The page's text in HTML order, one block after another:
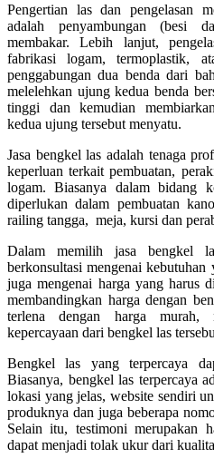
Pengertian las dan pengelasan
adalah penyambungan (besi
membakar. Lebih lanjut,
fabrikasi logam, termoplastik,
penggabungan dua benda dari
melelehkan ujung kedua benda
tinggi dan kemudian
kedua ujung tersebut menyatu.
Jasa bengkel las adalah tenaga
keperluan terkait pembuatan,
logam. Biasanya dalam bidang
diperlukan dalam pembuatan
railing tangga, meja, kursi dan
Dalam memilih jasa bengkel
berkonsultasi mengenai
juga mengenai harga yang harus
membandingkan harga dengan
terlena dengan harga
kepercayaan dari bengkel las
Bengkel las yang terpercaya
Biasanya, bengkel las terpercaya
lokasi yang jelas, website sendiri
produknya dan juga beberapa
Selain itu, testimoni merupakan
dapat menjadi tolak ukur dari